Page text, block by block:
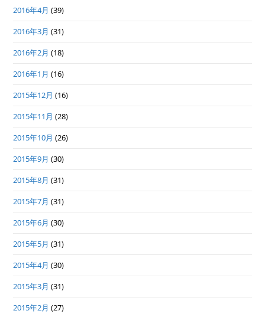
2016年4月 (39)
2016年3月 (31)
2016年2月 (18)
2016年1月 (16)
2015年12月 (16)
2015年11月 (28)
2015年10月 (26)
2015年9月 (30)
2015年8月 (31)
2015年7月 (31)
2015年6月 (30)
2015年5月 (31)
2015年4月 (30)
2015年3月 (31)
2015年2月 (27)